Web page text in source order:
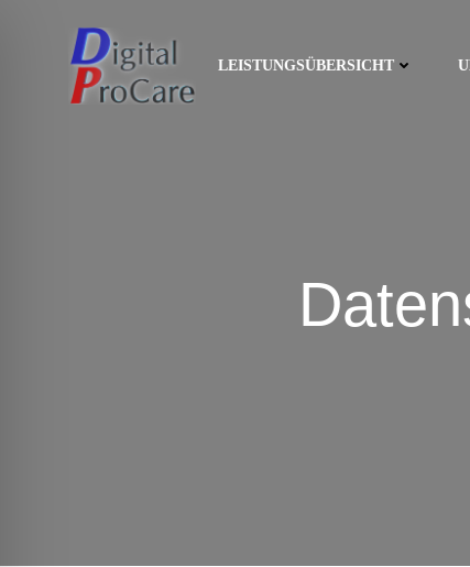
LEISTUNGSÜBERSICHT